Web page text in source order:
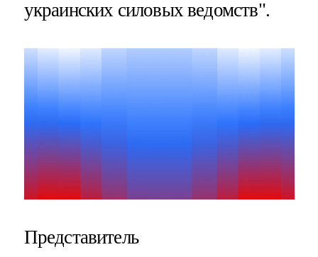
украинских силовых ведомств".
Представитель